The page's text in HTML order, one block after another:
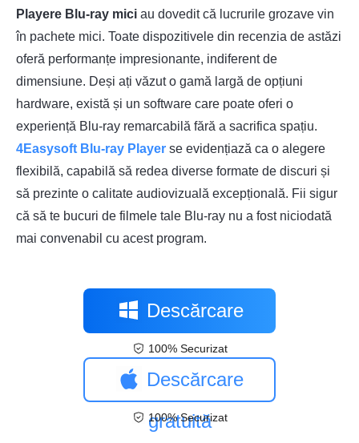
Playere Blu-ray mici au dovedit că lucrurile grozave vin
în pachete mici. Toate dispozitivele din recenzia de astăzi
oferă performanțe impresionante, indiferent de
dimensiune. Deși ați văzut o gamă largă de opțiuni
hardware, există și un software care poate oferi o
experiență Blu-ray remarcabilă fără a sacrifica spațiu.
4Easysoft Blu-ray Player se evidențiază ca o alegere
flexibilă, capabilă să redea diverse formate de discuri și
să prezinte o calitate audiovizuală excepțională. Fii sigur
că să te bucuri de filmele tale Blu-ray nu a fost niciodată
mai convenabil cu acest program.
Descărcare
gratuită
100% Securizat
Descărcare
gratuită
100% Securizat